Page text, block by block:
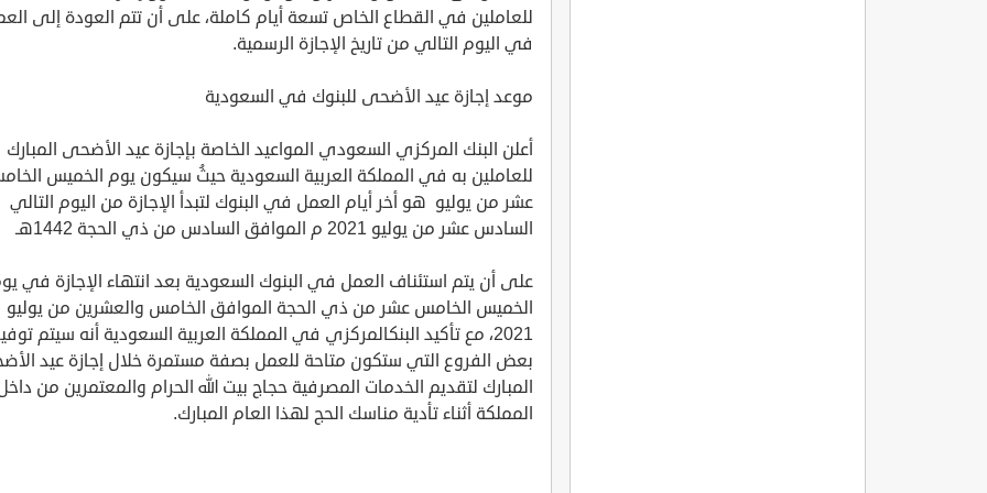
للعاملين في القطاع الخاص تسعة أيام كاملة، على أن تتم العودة إلى
في اليوم التالي من تاريخ الإجازة الرسمية.
موعد إجازة عيد الأضحى للبنوك في السعودية
أعلن البنك المركزي السعودي المواعيد الخاصة بإجازة عيد الأضحى المبارك
للعاملين به في المملكة العربية السعودية حيثُ سيكون يوم الخميس
عشر من يوليو هو أخر أيام العمل في البنوك لتبدأ الإجازة من اليوم التالي
السادس عشر من يوليو 2021 م الموافق السادس من ذي الحجة 1442هـ
على أن يتم استئناف العمل في البنوك السعودية بعد انتهاء الإجازة في
الخميس الخامس عشر من ذي الحجة الموافق الخامس والعشرين من يوليو
2021، مع تأكيد البنكالمركزي في المملكة العربية السعودية أنه سيتم
بعض الفروع التي ستكون متاحة للعمل بصفة مستمرة خلال إجازة عيد
المبارك لتقديم الخدمات المصرفية حجاج بيت الله الحرام والمعتمرين من
المملكة أثناء تأدية مناسك الحج لهذا العام المبارك.